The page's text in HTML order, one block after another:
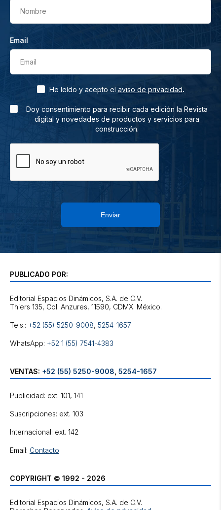
Nombre
Email
Email
He leído y acepto el aviso de privacidad.
Doy consentimiento para recibir cada edición la Revista
digital y novedades de productos y servicios para
construcción.
Enviar
PUBLICADO POR:
Editorial Espacios Dinámicos, S.A. de C.V.
Tels.: +52 (55) 5250-9008, 5254-1657
WhatsApp: +52 1 (55) 7541-4383
VENTAS: +52 (55) 5250-9008 5254-1657
Publicidad: ext. 101, 141
Suscripciones: ext. 103
Internacional: ext. 142
Email: Contacto
COPYRIGHT © 1992 - 2026
Editorial Espacios Dinámicos, S.A. de C.V.